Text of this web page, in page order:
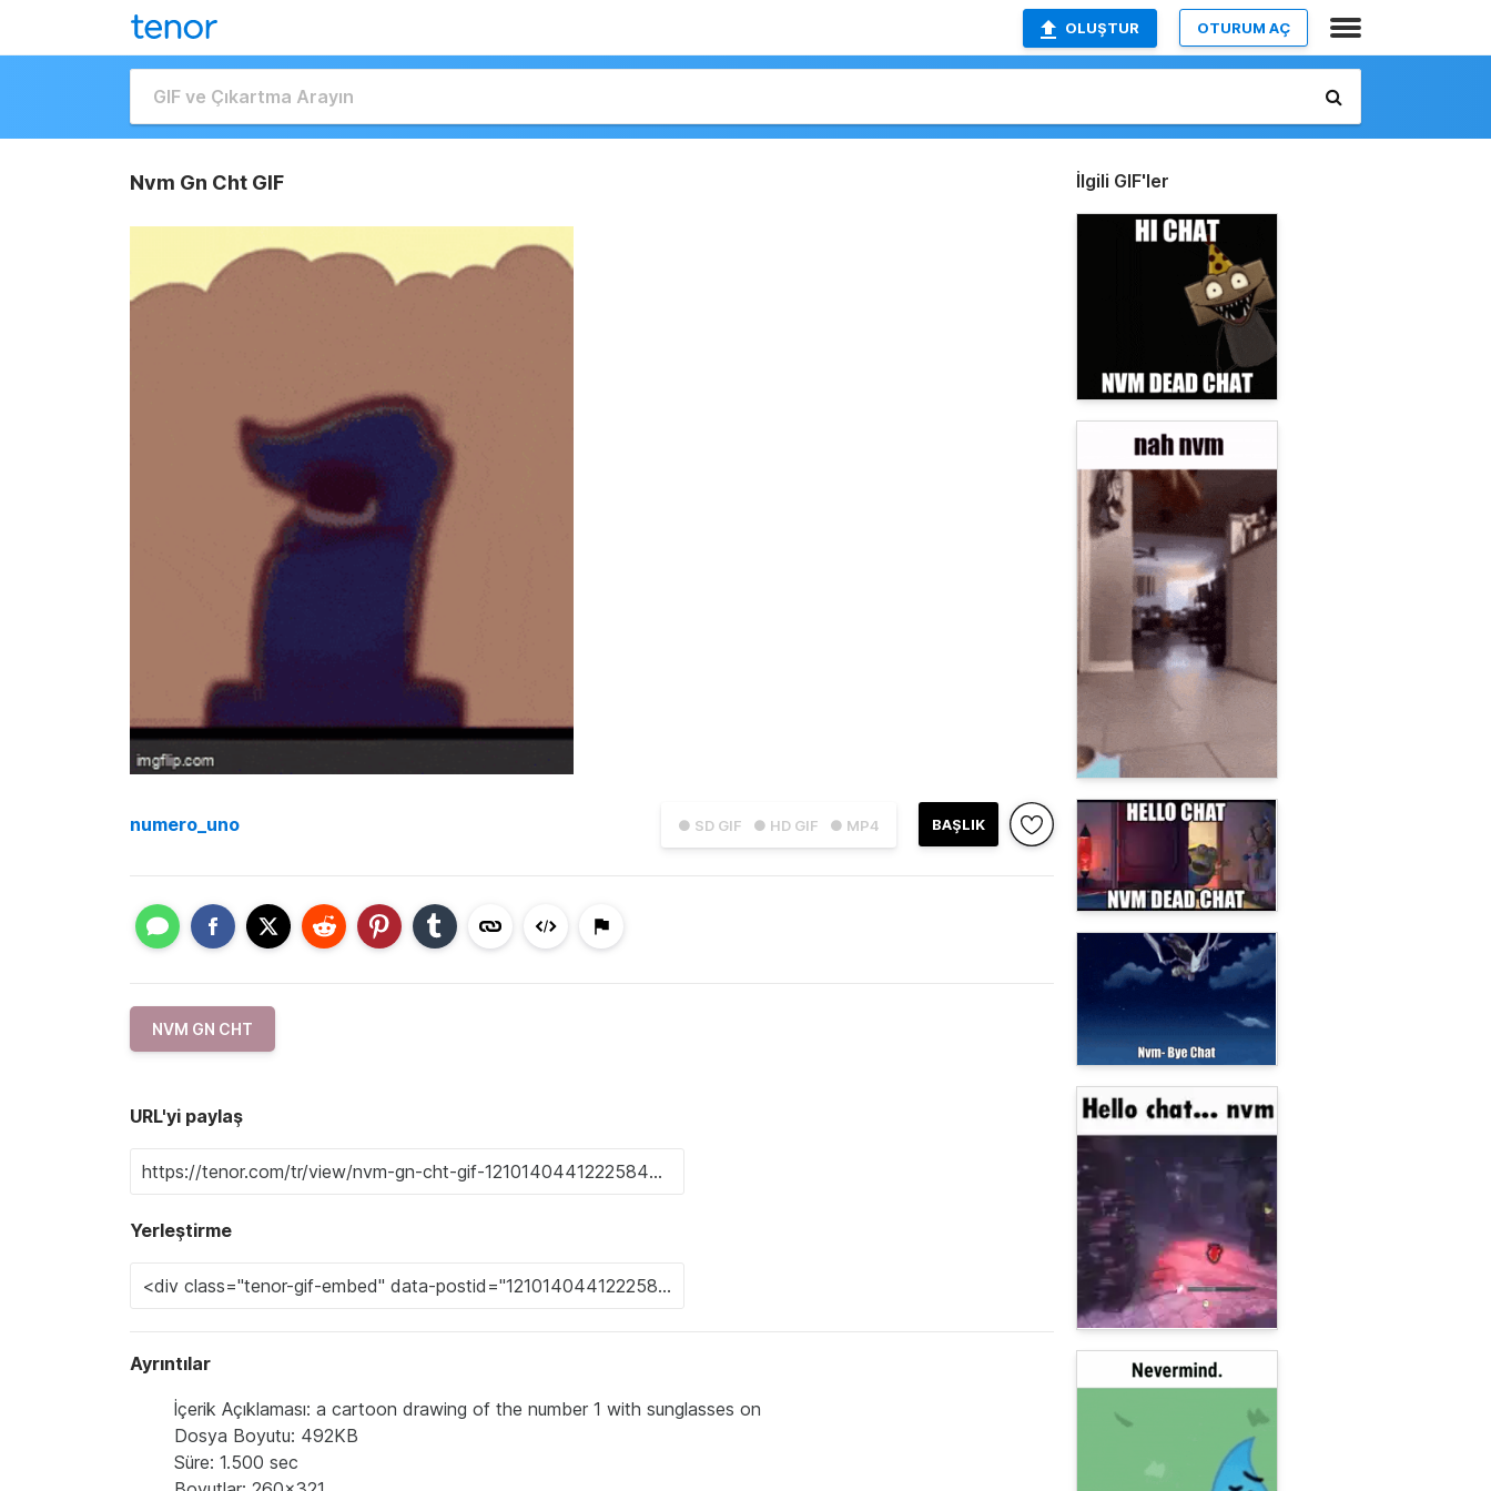
OLUŞTUR OTURUM AÇ
Nvm Gn Cht GIF
● SD GIF ● HD GIF ● MP4 BAŞLIK
numero_uno
NVM GN CHT
URL'yi paylaş
Yerleştirme
Ayrıntılar
İçerik Açıklaması: a cartoon drawing of the number 1 with sunglasses on
Dosya Boyutu: 492KB
Süre: 1.500 sec
İlgili GIF'ler